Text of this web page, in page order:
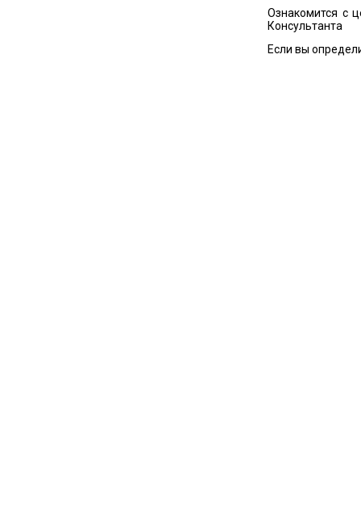
Ознакомится с
Консультанта
Если вы